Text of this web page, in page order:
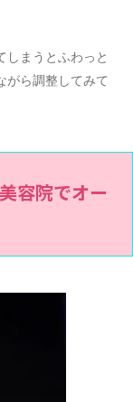
しまうとふわっと
がら調整してみて
容院でオー